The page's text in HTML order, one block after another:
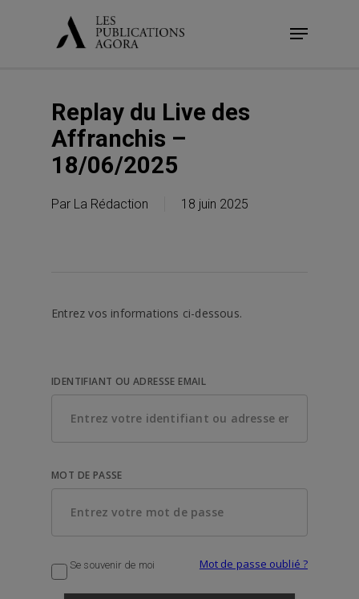
Menu
Replay du Live des
Affranchis –
18/06/2025
Par La Rédaction 18 juin 2025
Entrez vos informations ci-dessous.
IDENTIFIANT OU ADRESSE EMAIL
MOT DE PASSE
Se souvenir de moi Mot de passe oublié ?